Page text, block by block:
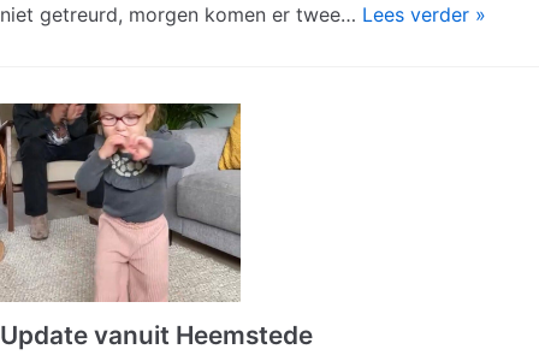
niet getreurd, morgen komen er twee… Lees verder »
Update vanuit Heemstede